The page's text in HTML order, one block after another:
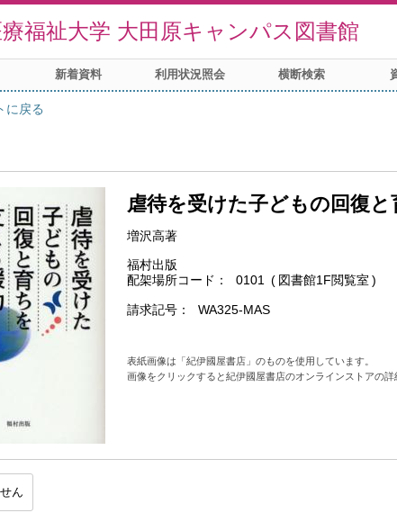
療福祉大学 大田原キャンパス図書館
新着資料 利用状況照会 横断検索
に戻る
虐待を受けた子どもの回復
増沢高著
福村出版
配架場所コード
0101 図書館1F閲覧室
請求記号 WA325-MAS
表紙画像は「紀伊國屋書店」のものを使用しています。
画像をクリックすると紀伊國屋書店のオンラインストアの詳
ん